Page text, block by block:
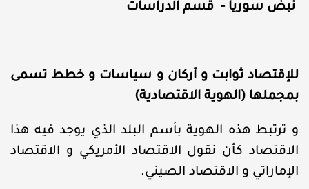
نبض سوريا - قسم الدراسات
للإقتصاد ثوابت و أركان و سياسات و خطط تسمى
بمجملها (الهوية الاقتصادية)
و ترتبط هذه الهوية بأسم البلد الذي يوجد فيه هذا
الاقتصاد كأن نقول الاقتصاد الأمريكي و الاقتصاد
الإماراتي و الاقتصاد الصيني.